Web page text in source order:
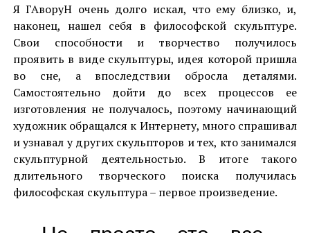
Я ГАворуН очень долго искал, что ему близко, и,
наконец, нашел себя в философской скульптуре.
Свои способности и творчество получилось
проявить в виде скульптуры, идея которой пришла
во сне, а впоследствии обросла деталями.
Самостоятельно дойти до всех процессов ее
изготовления не получалось, поэтому начинающий
художник обращался к Интернету, много спрашивал
и узнавал у других скульпторов и тех, кто занимался
скульптурной деятельностью. В итоге такого
длительного творческого поиска получилась
философская скульптура – первое произведение.